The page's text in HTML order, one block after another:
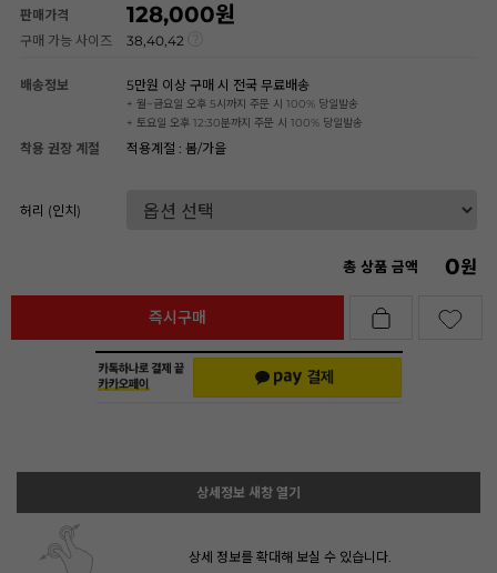
판매가격 128,000
구매 가능 사이즈 38,40,42
배송정보 5만원 이상 구매 시 전국 무료배송
+ 월~금요일 오후 5시까지 주문 시 100% 당일발송
+ 토요일 오후 12:30분까지 주문 시 100% 당일발송
착용 권장 계절 적용계절 : 봄/가을
허리 (인치)
총 상품 금액 0원
즉시구매
상세정보 새창 열기
상세 정보를 확대해 보실 수 있습니다.